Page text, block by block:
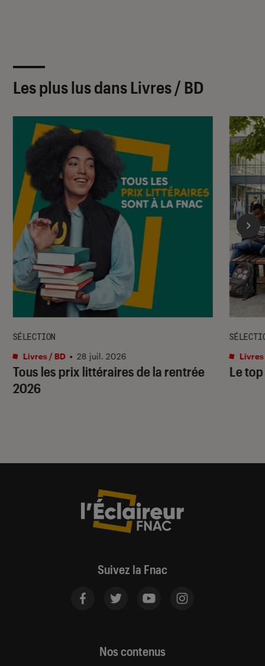
Les plus lus dans Livres / BD
Tous les prix littéraires de la rentrée
2026
SÉLECTION
Livres / BD • 28 juil. 2026
Le
Livres
Suivez la Fnac
Nos contenus